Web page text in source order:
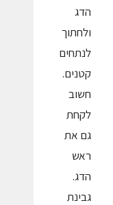
הדג
ולחתוך
לנתחים
קטנים.
חשוב
לקחת
גם את
ראש
הדג.
גבינת